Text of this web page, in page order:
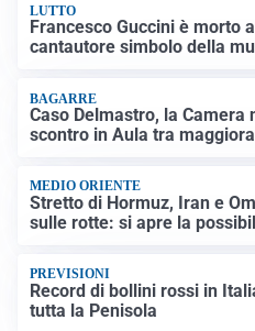
LUTTO
Francesco Guccini è morto
cantautore simbolo della
BAGARRE
Caso Delmastro, la Camera
scontro in Aula tra
MEDIO ORIENTE
Stretto di Hormuz, Iran e
sulle rotte: si apre la
PREVISIONI
Record di bollini rossi in
tutta la Penisola